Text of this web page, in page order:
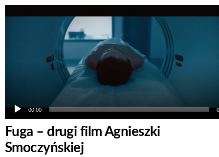
00:00
Fuga – drugi film Agnieszki
Smoczyńskiej